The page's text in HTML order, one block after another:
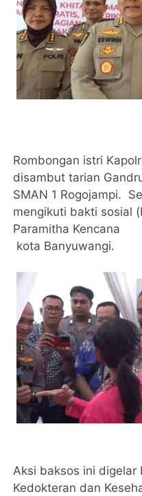
Rombongan istri
disambut tarian
SMAN 1 Rogojampi.
mengikuti bakti sosial
Paramitha Kencana
kota Banyuwangi.
Aksi baksos ini digelar
Kedokteran dan